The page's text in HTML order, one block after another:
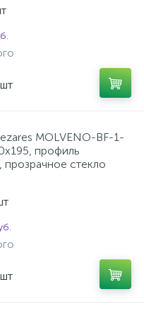
шт
MOLVENO-BF-1-
профиль
прозрачное стекло
шт